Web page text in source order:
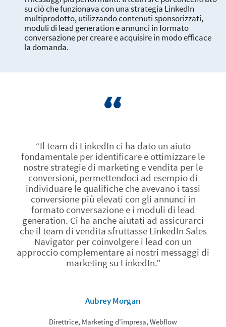
su ciò che funzionava con una strategia LinkedIn
multiprodotto, utilizzando contenuti sponsorizzati,
moduli di lead generation e annunci in formato
conversazione per creare e acquisire in modo efficace
la domanda.
“Il team di LinkedIn ci ha dato un aiuto
fondamentale per identificare e ottimizzare le
nostre strategie di marketing e vendita per le
conversioni, permettendoci ad esempio di
individuare le qualifiche che avevano i tassi
conversione più elevati con gli annunci in
formato conversazione e i moduli di lead
generation. Ci ha anche aiutati ad assicurarci
che il team di vendita sfruttasse LinkedIn Sales
Navigator per coinvolgere i lead con un
approccio complementare ai nostri messaggi di
marketing su LinkedIn.”
Aubrey Morgan
Direttrice, Marketing d’impresa, Webflow